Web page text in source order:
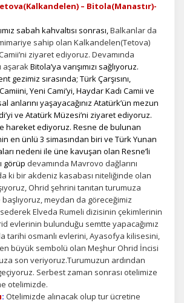
– Bitola(Manastır)-
sabah kahvaltısı sonrası,Balkanlar da
sahip olan Kalkandelen(Tetova)
ziyaret ediyoruz. Devamında
aşarakBitola’ya varışımızı sağlıyoruz.
gezimiz sırasında; Türk Çarşısını,
Yeni Cami’yi, Haydar Kadı Camii ve
anlarını yaşayacağınız Atatürk’ün mezun
ve Atatürk Müzesi’ni ziyaret ediyoruz.
hareket ediyoruz. Resne de bulunan
en ünlü 3 simasından biri ve Türk Yunan
nedeni ile üne kavuşan olan Resne’li
görüp devamında Mavrovo dağlarını
ki bir akdeniz kasabası niteliğinde olan
Ohrid şehrini tanıtan turumuza
başlıyoruz, meydan da göreceğimiz
Elveda Rumeli dizisinin çekimlerinin
evlerinin bulunduğu semtte yapacağımız
tarihi osmanlı evlerini, Ayasofya kilisesini,
büyük sembolü olan Meşhur Ohrid İncisi
son veriyoruz.Turumuzun ardından
Serbest zaman sonrası otelimize
otelimizde.
: Otelimizde alınacak olup tur ücretine